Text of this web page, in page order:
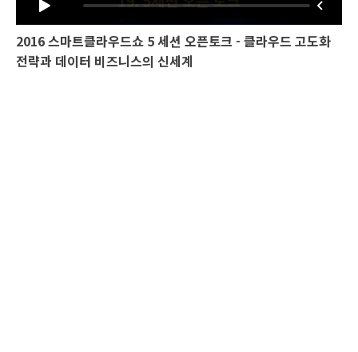
2016 스마트클라우드쇼 5 세션 오픈토크 - 클라우드 고도화
전략과 데이터 비즈니스의 신세계